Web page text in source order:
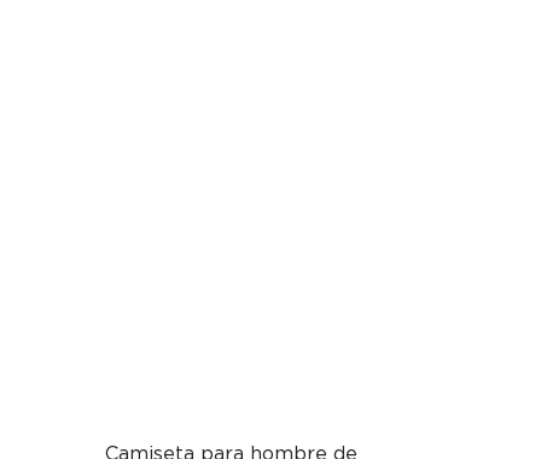
Camiseta para hombre de